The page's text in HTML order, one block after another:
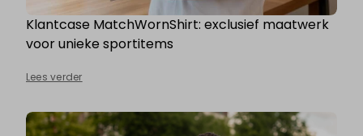
Klantcase MatchWornShirt: exclusief maatwerk
voor unieke sportitems
Lees verder